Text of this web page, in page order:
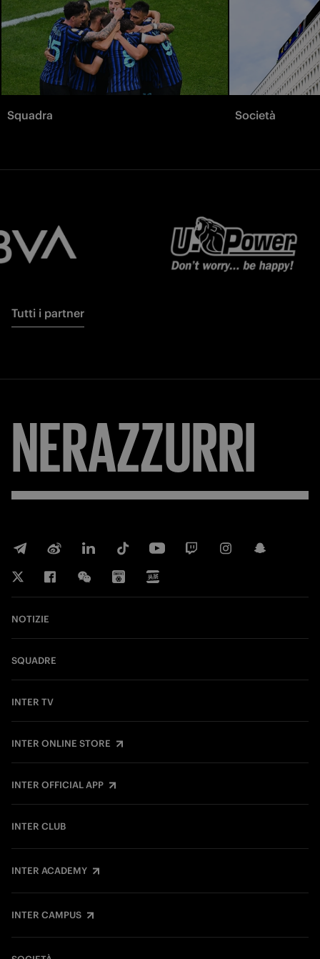
Squadra Società
Tutti i partner
NERAZZURRI
NOTIZIE
SQUADRE
INTER TV
INTER ONLINE STORE
INTER OFFICIAL APP
INTER CLUB
INTER ACADEMY
INTER CAMPUS